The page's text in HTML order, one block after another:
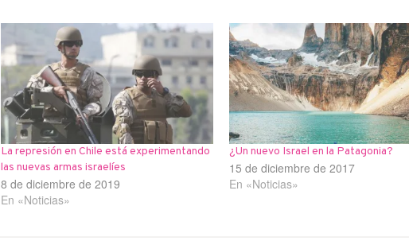
La represión en Chile está experimentando
las nuevas armas israelíes
8 de diciembre de 2019
En «Noticias»
¿Un nuevo Israel en la Patagonia?
15 de diciembre de 2017
En «Noticias»